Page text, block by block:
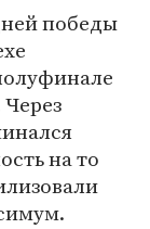
победы
на то